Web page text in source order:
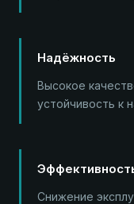
Надёжность
Высокое
устойчивость к
Снижение